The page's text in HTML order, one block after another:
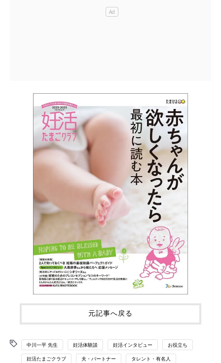
元記事へ戻る
中川一平 先生 妊活体験談 妊活インタビュー お役立ち
妊活たまごクラブ 夫・パートナー タレント・有名人